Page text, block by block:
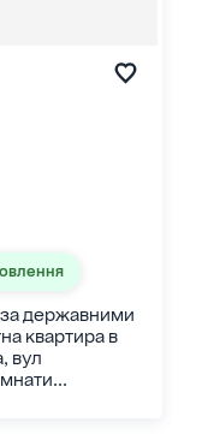
державними
квартира в
вул